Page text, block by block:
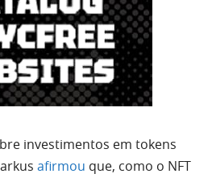
investimentos em tokens
afirmou que, como o NFT